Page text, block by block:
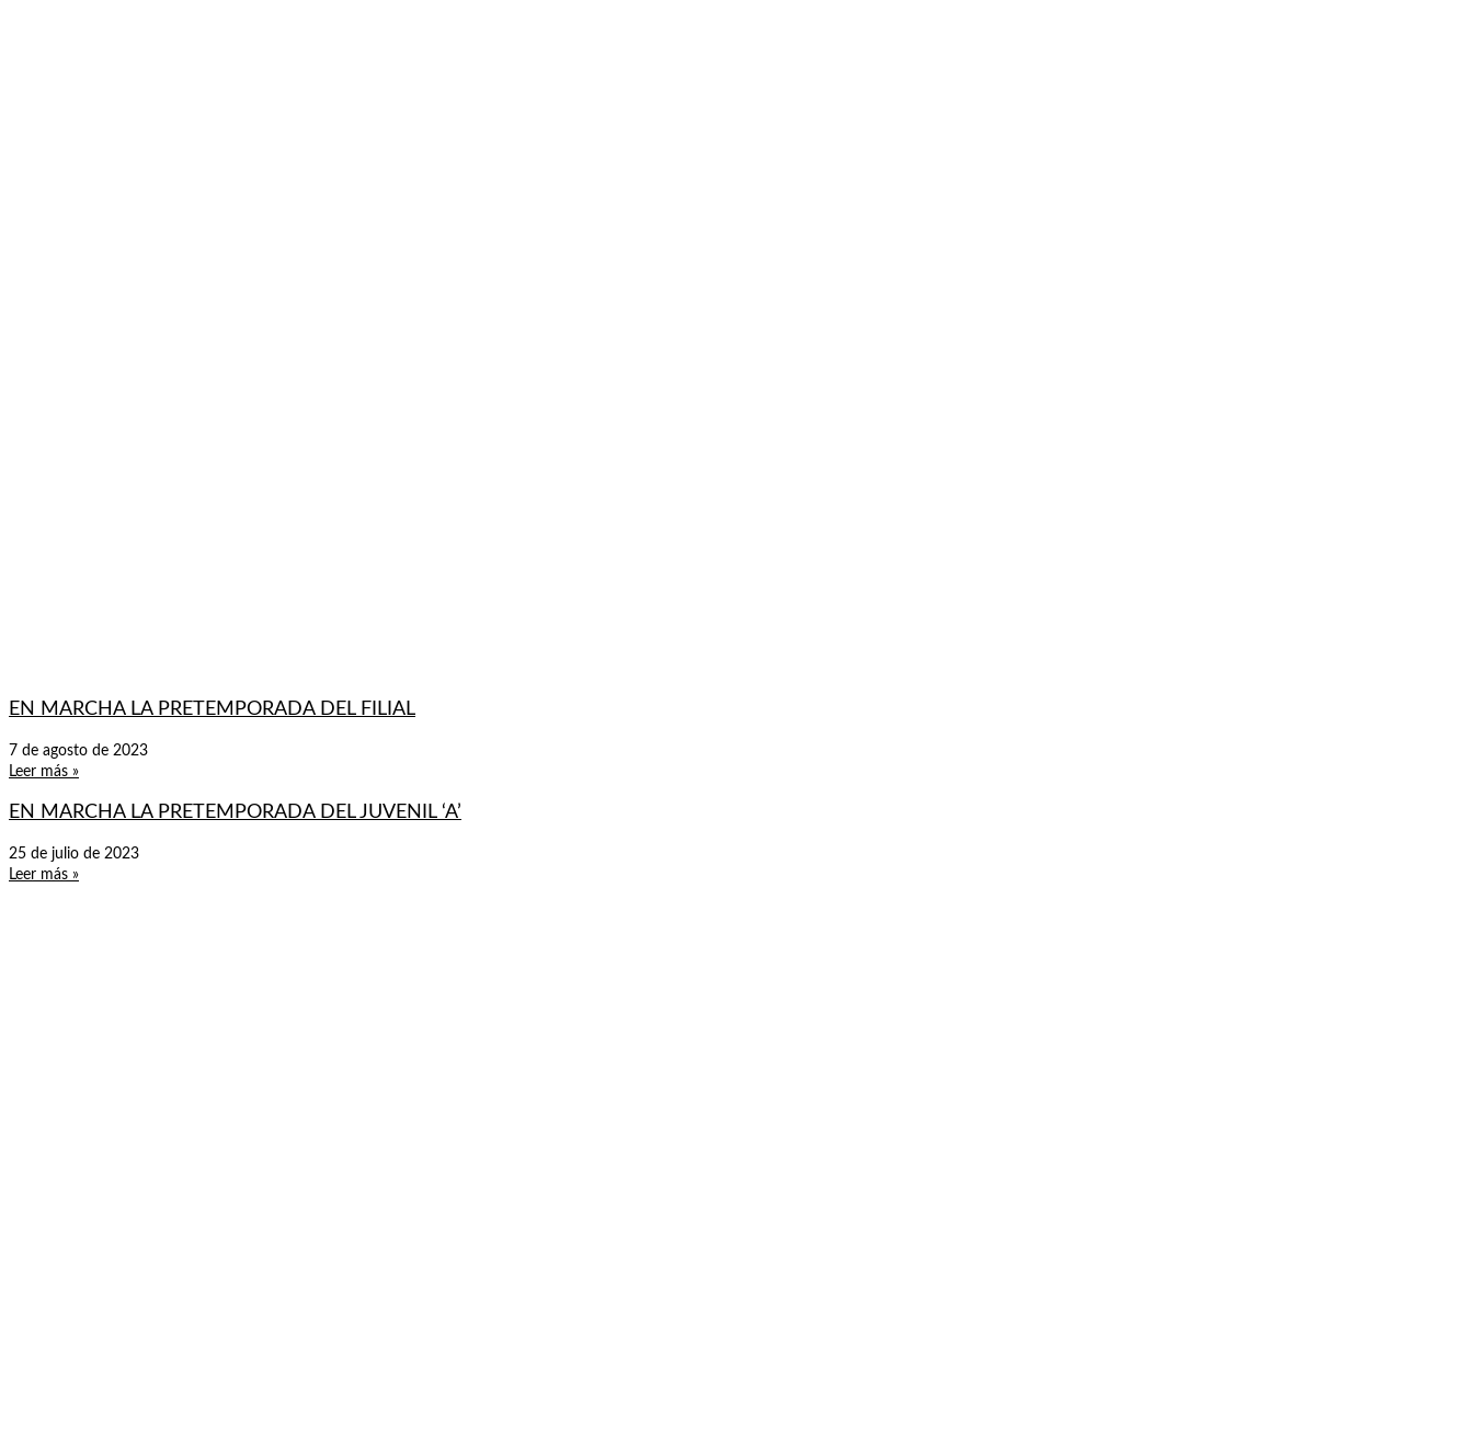
EN MARCHA LA PRETEMPORADA DEL FILIAL
7 de agosto de 2023
Leer más »
EN MARCHA LA PRETEMPORADA DEL JUVENIL ‘A’
25 de julio de 2023
Leer más »